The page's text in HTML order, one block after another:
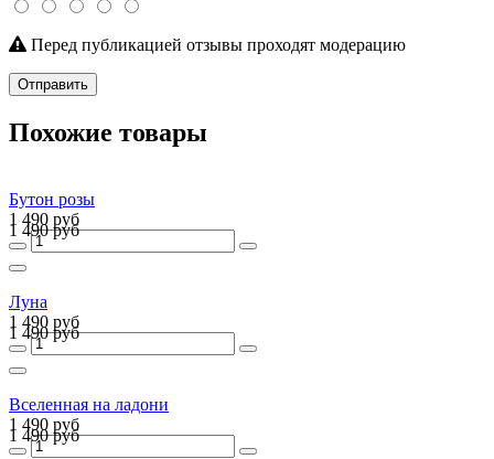
Перед публикацией отзывы проходят модерацию
Отправить
Похожие товары
Бутон розы
1 490 руб
1 490 руб
Луна
1 490 руб
1 490 руб
Вселенная на ладони
1 490 руб
1 490 руб